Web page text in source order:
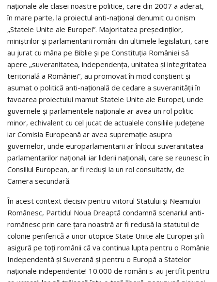
naţionale ale clasei noastre politice, care din 2007 a aderat,
în mare parte, la proiectul anti-naţional denumit cu cinism
„Statele Unite ale Europei”. Majoritatea președinților,
miniștrilor și parlamentarii români din ultimele legislaturi, care
au jurat cu mâna pe Biblie şi pe Constituţia României să
apere „suveranitatea, independenţa, unitatea şi integritatea
teritorială a României”, au promovat în mod conștient și
asumat o politică anti-naţională de cedare a suveranităţii în
favoarea proiectului mamut Statele Unite ale Europei, unde
guvernele şi parlamentele naţionale ar avea un rol politic
minor, echivalent cu cel jucat de actualele consiliile judeţene
iar Comisia Europeană ar avea supremaţie asupra
guvernelor, unde europarlamentarii ar înlocui suveranitatea
parlamentarilor naţionali iar liderii naţionali, care se reunesc în
Consiliul European, ar fi reduşi la un rol consultativ, de
Camera secundară.
În acest context decisiv pentru viitorul Statului şi Neamului
Românesc, Partidul Noua Dreaptă condamnă scenariul anti-
românesc prin care ţara noastră ar fi redusă la statutul de
colonie periferică a unor utopice State Unite ale Europei şi îi
asigură pe toţi românii că va continua lupta pentru o Românie
Independentă şi Suverană şi pentru o Europă a Statelor
naţionale independente! 10.000 de români s-au jertfit pentru